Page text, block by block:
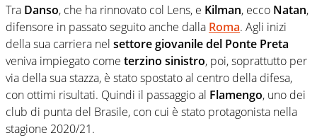
Tra Danso, che ha rinnovato col Lens, e Kilman, ecco Natan,
difensore in passato seguito anche dalla Roma. Agli inizi
della sua carriera nel settore giovanile del Ponte Preta
veniva impiegato come terzino sinistro, poi, soprattutto per
via della sua stazza, è stato spostato al centro della difesa,
con ottimi risultati. Quindi il passaggio al Flamengo, uno dei
club di punta del Brasile, con cui è stato protagonista nella
stagione 2020/21.